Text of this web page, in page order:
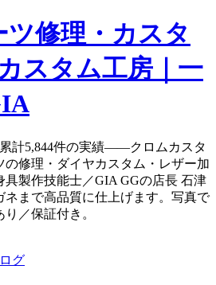
計5,844件の実績——クロムカスタ
の修理・ダイヤカスタム・レザー加
具製作技能士／GIA GGの店長 石津
ネまで高品質に仕上げます。写真で
／保証付き。
グ